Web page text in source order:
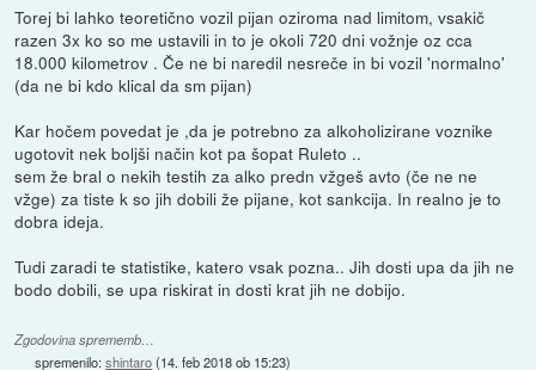
Torej bi lahko teoretično vozil pijan oziroma nad limitom, vsakič
razen 3x ko so me ustavili in to je okoli 720 dni vožnje oz cca
18.000 kilometrov . Če ne bi naredil nesreče in bi vozil 'normalno'
(da ne bi kdo klical da sm pijan)
Kar hočem povedat je ,da je potrebno za alkoholizirane voznike
ugotovit nek boljši način kot pa šopat Ruleto ..
sem že bral o nekih testih za alko predn vžgeš avto (če ne ne
vžge) za tiste k so jih dobili že pijane, kot sankcija. In realno je to
dobra ideja.
Tudi zaradi te statistike, katero vsak pozna.. Jih dosti upa da jih ne
bodo dobili, se upa riskirat in dosti krat jih ne dobijo.
Zgodovina sprememb…
spremenilo:shintaro(14. feb 2018 ob 15:23)